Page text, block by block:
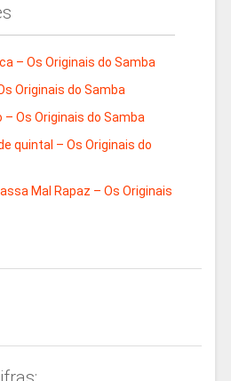
– Os Originais do Samba
Originais do Samba
– Os Originais do Samba
quintal – Os Originais do
Mal Rapaz – Os Originais